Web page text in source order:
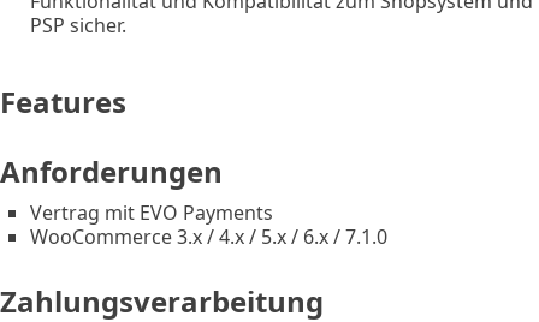
PSP sicher.
Features
Anforderungen
Vertrag mit EVO Payments
WooCommerce 3.x / 4.x / 5.x / 6.x / 7.1.0
Zahlungsverarbeitung